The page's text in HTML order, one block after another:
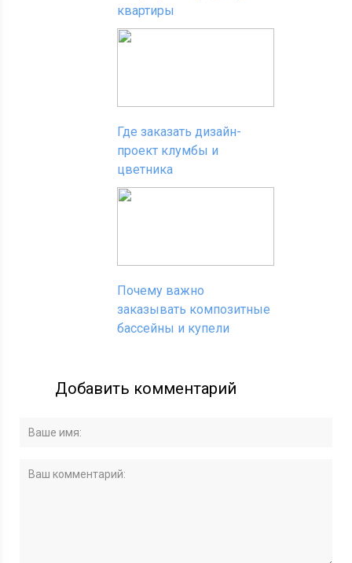
квартиры
Где заказать дизайн-
проект клумбы и
цветника
Почему важно
заказывать композитные
бассейны и купели
Добавить комментарий